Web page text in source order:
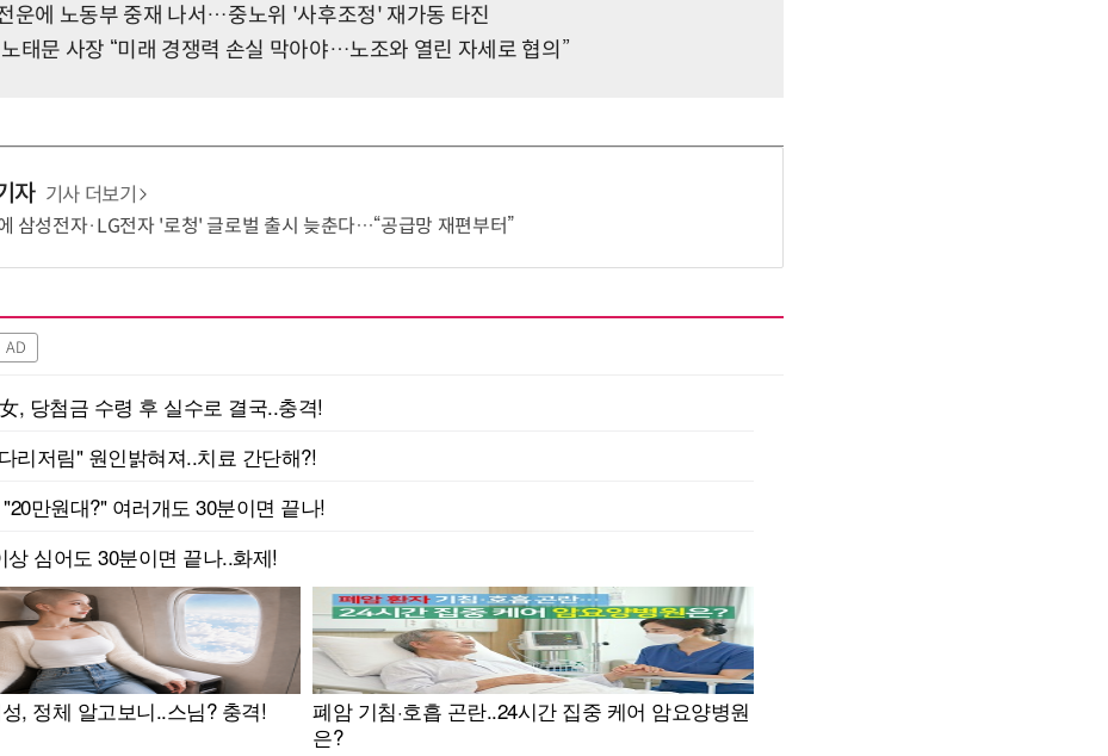
운에 노동부 중재 나서…중노위 '사후조정' 재가동 타진
태문 사장 “미래 경쟁력 손실 막아야…노조와 열린 자세로 협의”
자 기사 더보기
삼성전자·LG전자 '로청' 글로벌 출시 늦춘다…“공급망 재편부터”
AD